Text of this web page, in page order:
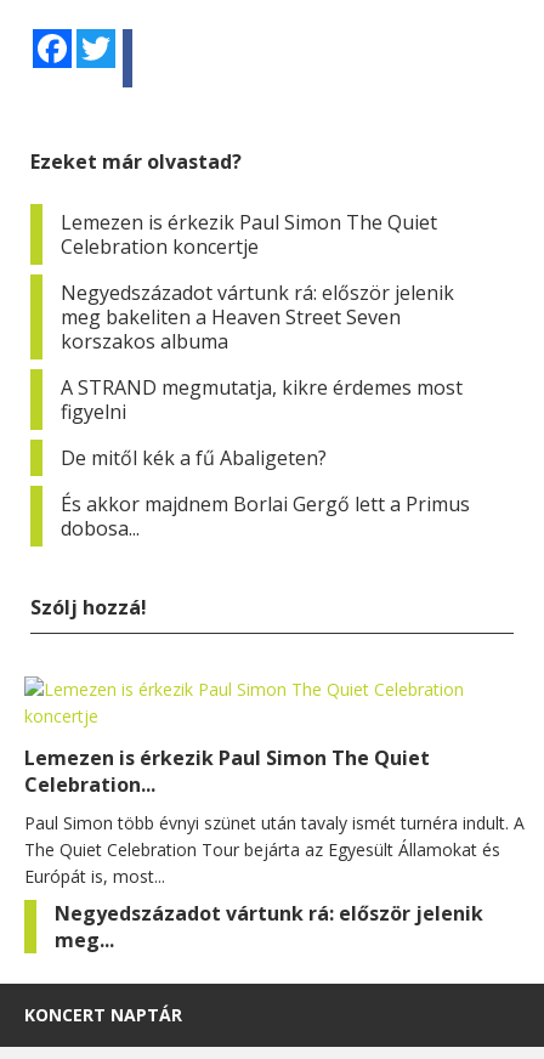
Facebook
Ezeket már olvastad?
Lemezen is érkezik Paul Simon The Quiet
Celebration koncertje
Negyedszázadot vártunk rá: először jelenik
meg bakeliten a Heaven Street Seven
korszakos albuma
A STRAND megmutatja, kikre érdemes most
figyelni
De mitől kék a fű Abaligeten?
És akkor majdnem Borlai Gergő lett a Primus
dobosa...
Szólj hozzá!
Lemezen is érkezik Paul Simon The Quiet
Celebration...
Paul Simon több évnyi szünet után tavaly ismét turnéra indult. A
The Quiet Celebration Tour bejárta az Egyesült Államokat és
Európát is, most...
Negyedszázadot vártunk rá: először jelenik
meg...
KONCERT NAPTÁR